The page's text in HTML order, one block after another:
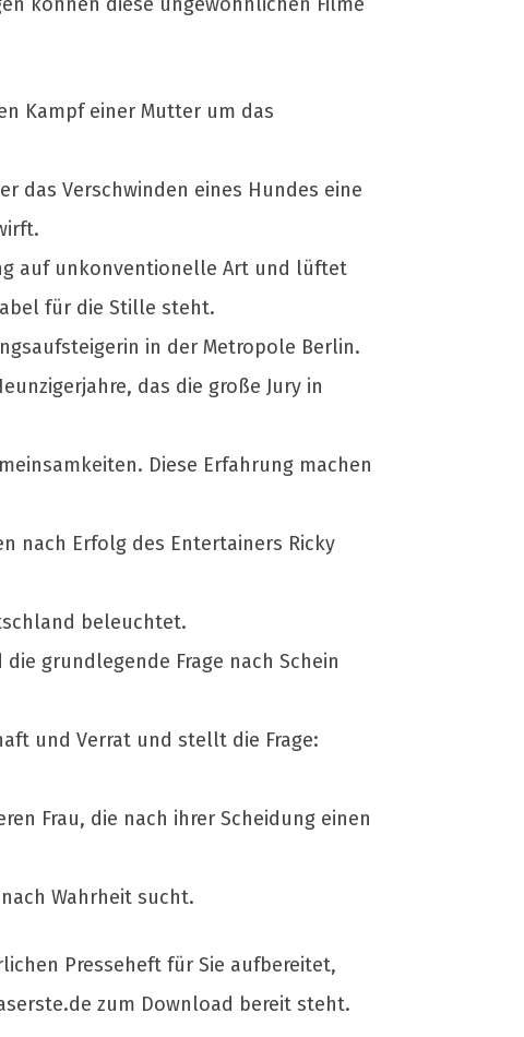
Kampf einer Mutter um das
das Verschwinden eines Hundes eine
auf unkonventionelle Art und lüftet
für die Stille steht.
in der Metropole Berlin.
das die große Jury in
Diese Erfahrung machen
nach Erfolg des Entertainers Ricky
beleuchtet.
grundlegende Frage nach Schein
und Verrat und stellt die Frage:
Frau, die nach ihrer Scheidung einen
Wahrheit sucht.
Presseheft für Sie aufbereitet,
zum Download bereit steht.